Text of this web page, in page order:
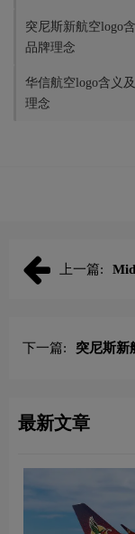
突尼斯新航空logo
品牌理念
华信航空logo含义
理念
上一篇:
下一篇: 突尼斯新
最新文章